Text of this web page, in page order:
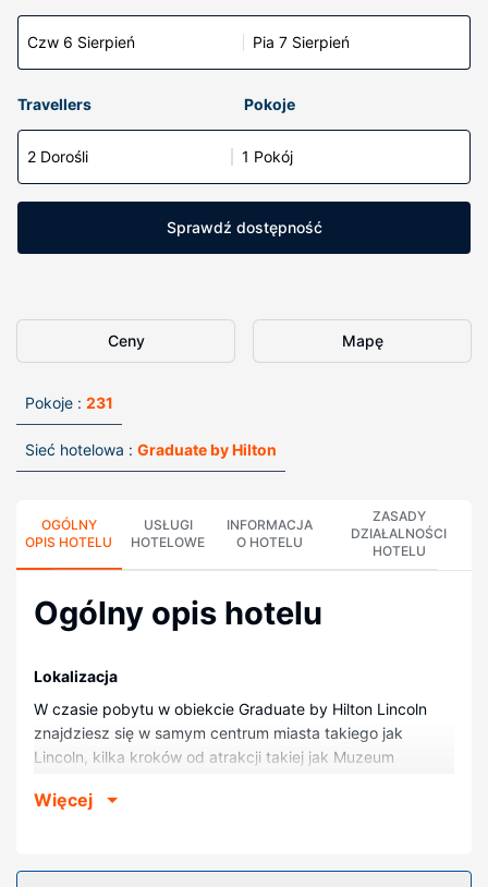
Czw 6 Sierpień Pia 7 Sierpień
Travellers Pokoje
2 Dorośli 1 Pokój
Sprawdź dostępność
Ceny Mapę
Pokoje : 231
Sieć hotelowa : Graduate by Hilton
OGÓLNY
OPIS HOTELU
USŁUGI
HOTELOWE
INFORMACJA
O HOTELU
ZASADY
DZIAŁALNOŚCI
HOTELU
Ogólny opis hotelu
Lokalizacja
W czasie pobytu w obiekcie Graduate by Hilton Lincoln
znajdziesz się w samym centrum miasta takiego jak
Lincoln, kilka kroków od atrakcji takiej jak Muzeum
takiego jak University of Nebraska-Lincoln. Hotel znajduje
Więcej